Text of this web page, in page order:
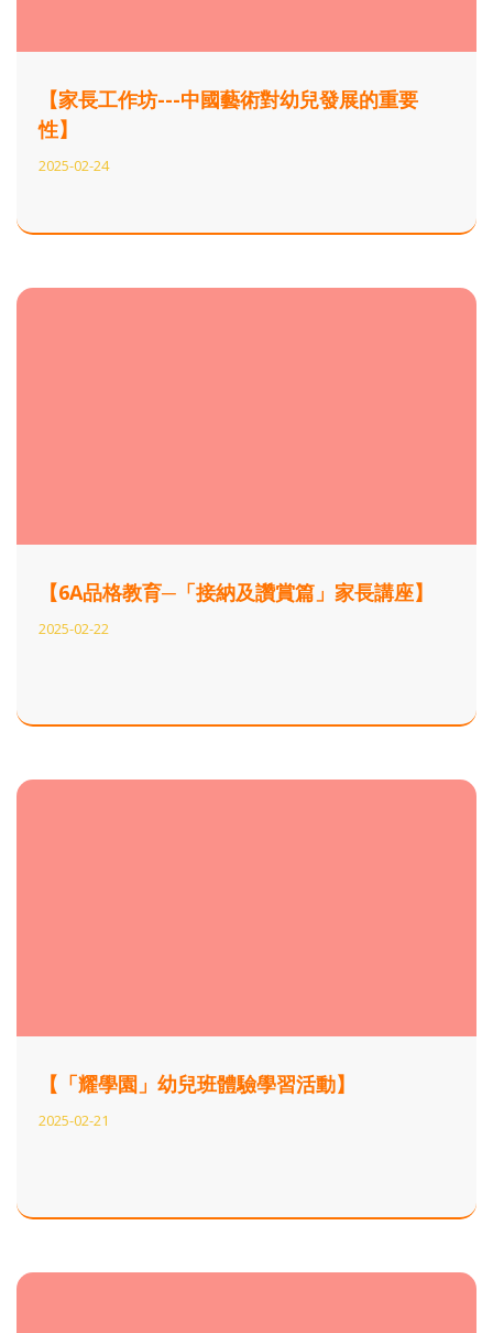
【家長工作坊---中國藝術對幼兒發展的重要
性】
2025-02-24
【6A品格教育─「接納及讚賞篇」家長講座】
2025-02-22
【「耀學園」幼兒班體驗學習活動】
2025-02-21